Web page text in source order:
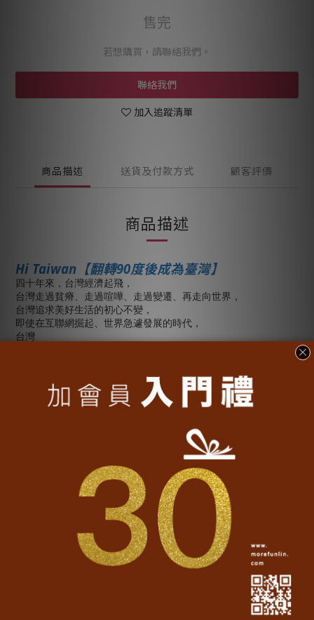
售完
若想購買，請聯絡我們。
聯絡我們
加入追蹤清單
商品描述 送貨及付款方式 顧客評價
商品描述
Hi Taiwan 【翻轉90度後成為臺灣】
四十年來，台灣經濟起飛，
台灣走過貧瘠、走過喧嘩、走過變遷、再走向世界，
台灣追求美好生活的初心不變，
即使在互聯網掘起、 世界急遽發展的時代，
台灣
Hi Taiwan。
............................................................
【產地及材質】
延長衣物壽命的保養方法
了解更多